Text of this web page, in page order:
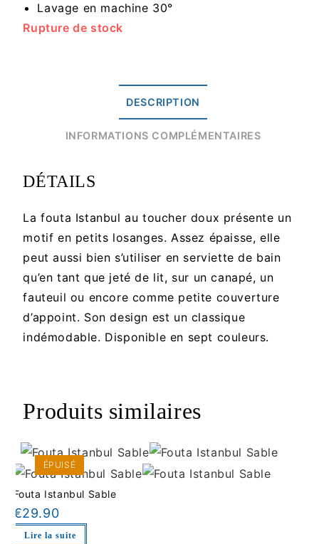
Lavage en machine 30°
Rupture de stock
DESCRIPTION
INFORMATIONS COMPLÉMENTAIRES
DÉTAILS
La fouta Istanbul au toucher doux présente un
motif en petits losanges. Assez épaisse, elle
peut aussi bien s’utiliser en serviette de bain
qu’en tant que jeté de lit, sur un canapé, un
fauteuil ou encore comme petite couverture
d’appoint. Son design est un classique
indémodable. Disponible en sept couleurs.
Produits similaires
ÉPUISÉ
Fouta Istanbul Sable
€29.90
Lire la suite